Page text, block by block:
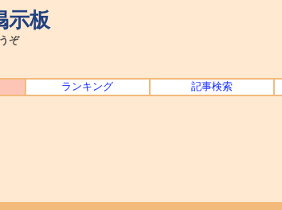
示板
ぞ
ランキング 記事検索